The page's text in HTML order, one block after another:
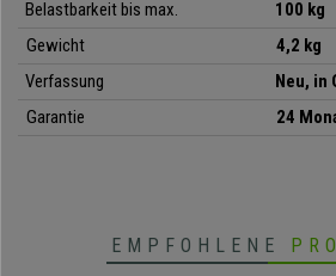
• Ideal für Konferenzräume
•Bequeme Sitz- und Rückenschale
• Sehr praktisch und vielseitig
Belastbarkeit bis max.
100 kg
Gewicht
4,2 kg
Verfassung
Neu, in
Garantie
24
EMPFOHLENE